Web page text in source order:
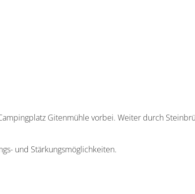
Gitenmühle vorbei. Weiter durch
und Stärkungsmöglichkeiten.